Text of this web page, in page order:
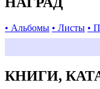
• Альбомы • Листы •
КНИГИ,